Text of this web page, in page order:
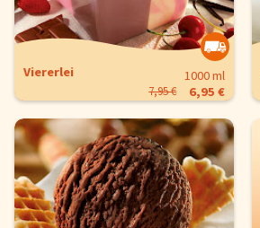
Viererlei
1000 ml
6,95 €
7,95 €